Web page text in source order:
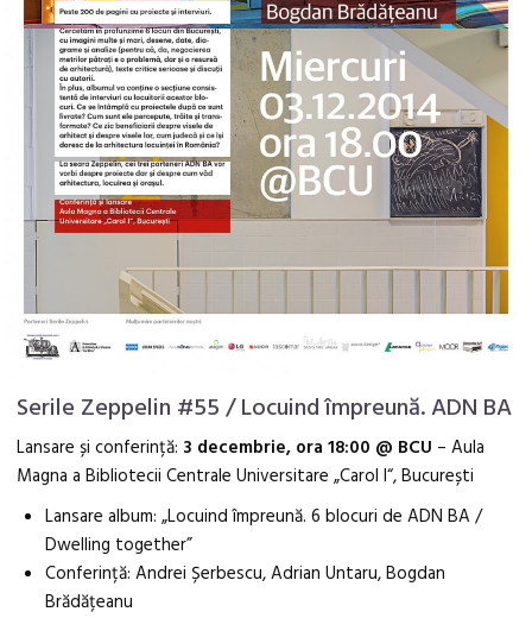
Serile Zeppelin #55 / Locuind împreună. ADN BA
Lansare și conferință: 3 decembrie, ora 18:00 @ BCU – Aula
Magna a Bibliotecii Centrale Universitare „Carol I“, București
Lansare album: „Locuind împreună. 6 blocuri de ADN BA /
Dwelling together”
Conferință: Andrei Șerbescu, Adrian Untaru, Bogdan
Brădățeanu